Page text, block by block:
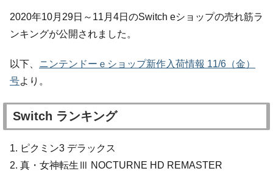
2020年10月29日～11月4日のSwitch eショップの売れ筋ラ
ンキングが公開されました。
以下、 ニンテンドーｅショップ新作入荷情報 11/6（金）
号より。
Switch ランキング
1. ピクミン3 デラックス
2. 真・女神転生Ⅲ NOCTURNE HD REMASTER